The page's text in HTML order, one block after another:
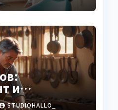
и
STUDIOHALLO_